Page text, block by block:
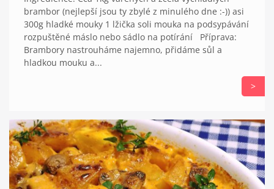
brambor (nejlepší jsou ty zbylé z minulého dne :-)) asi
300g hladké mouky 1 lžička soli mouka na podsypávání
rozpuštěné máslo nebo sádlo na potírání Příprava:
Brambory nastrouháme najemno, přidáme sůl a
hladkou mouku a...
>